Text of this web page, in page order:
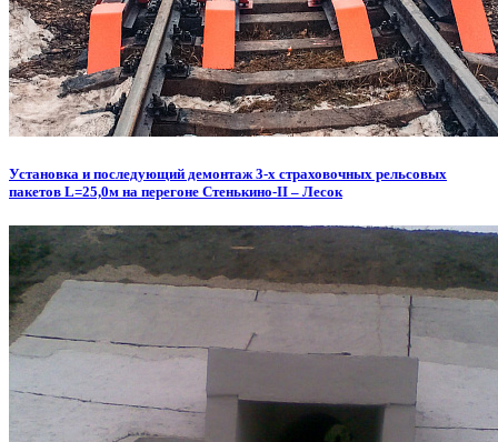
Установка и последующий демонтаж 3-х страховочных рельсовых
пакетов L=25,0м на перегоне Стенькино-II – Лесок